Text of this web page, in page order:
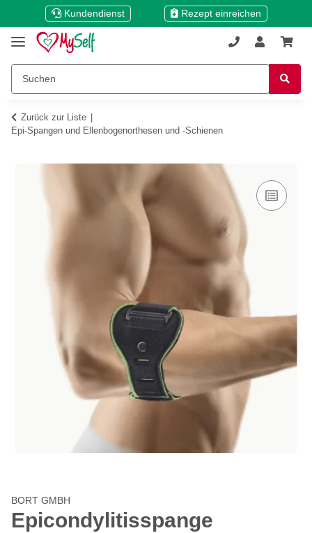
Kundendienst Rezept einreichen
Zurück zur Liste
Epi-Spangen und Ellenbogenorthesen und -Schienen
BORT GMBH
Epicondylitisspange